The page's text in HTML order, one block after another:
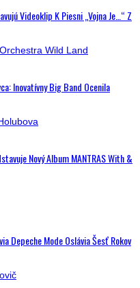
Videoklip K Piesni „Vojna Je…“ Z
Inovatívny Big Band Ocenila
Nový Album MANTRAS With &
Depeche Mode Oslávia Šesť Rokov